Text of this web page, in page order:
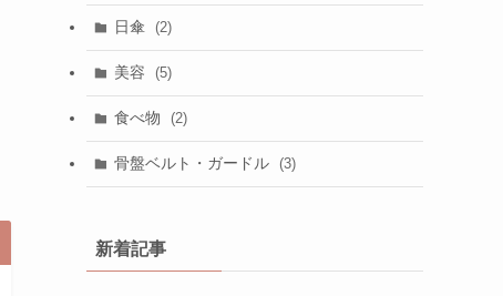
日傘 (2)
美容 (5)
食べ物 (2)
骨盤ベルト・ガードル (3)
新着記事